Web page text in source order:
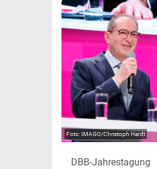
IMAGO/Christoph Hardt
DBB-Jahrestagung